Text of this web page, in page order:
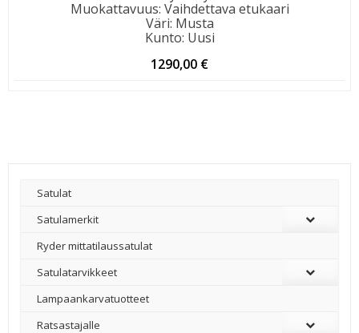
Muokattavuus: Vaihdettava etukaari
Väri: Musta
Kunto: Uusi
1290,00 €
Satulat
Satulamerkit
Ryder mittatilaussatulat
Satulatarvikkeet
–
Lampaankarvatuotteet
Ratsastajalle